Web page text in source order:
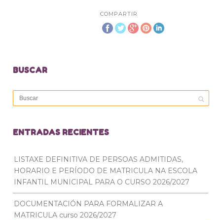
COMPARTIR
BUSCAR
ENTRADAS RECIENTES
LISTAXE DEFINITIVA DE PERSOAS ADMITIDAS,
HORARIO E PERÍODO DE MATRICULA NA ESCOLA
INFANTIL MUNICIPAL PARA O CURSO 2026/2027
DOCUMENTACIÓN PARA FORMALIZAR A
MATRICULA curso 2026/2027